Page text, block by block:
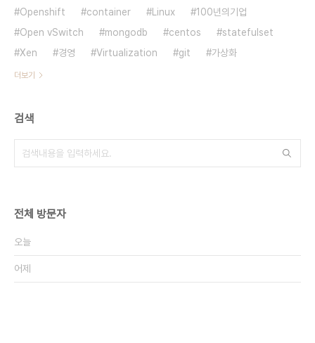
Openshift
container Linux
100년의기업
Open vSwitch
mongodb centos
statefulset
Xen
경영 Virtualization git 가상화
더보기
검색
전체 방문자
오늘
어제